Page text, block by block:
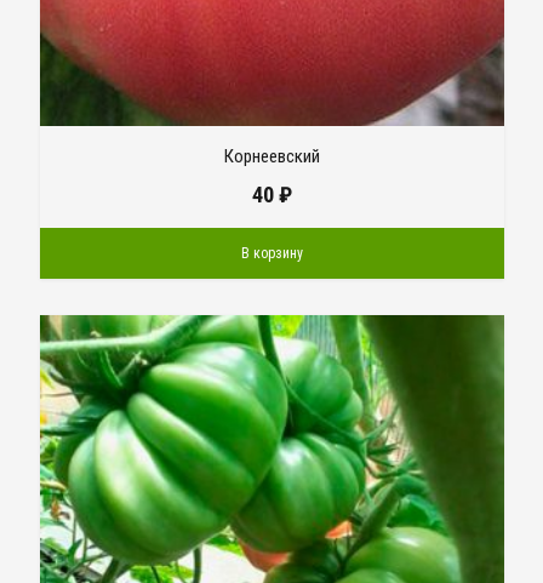
Корнеевский
40₽
В корзину